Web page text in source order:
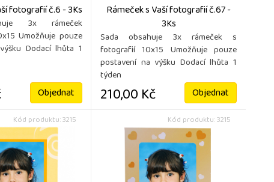
fotografií č.6 - 3Ks
3x rámeček
Umožňuje pouze
Dodací lhůta 1
Objednat
Rámeček s Vaší fotografií č.67 -
3Ks
Sada obsahuje 3x rámeček s
fotografií 10x15 Umožňuje pouze
postavení na výšku Dodací lhůta 1
týden
210,00 Kč Objednat
Kód produktu: 3215 Kód produktu: 3215